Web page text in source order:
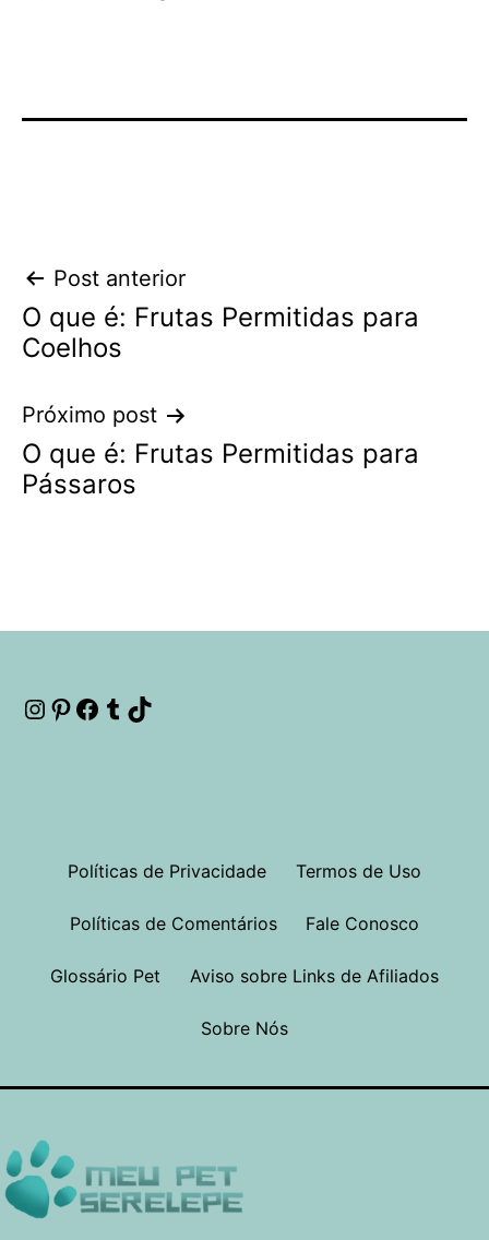
Navegação
de
Post anterior
O que é: Frutas Permitidas para
Coelhos
Próximo post
O que é: Frutas Permitidas para
Pássaros
Instagram
Pinterest
Facebook
Tumblr
Políticas de Privacidade Termos de Uso
Políticas de Comentários Fale Conosco
Glossário Pet Aviso sobre Links de Afiliados
Sobre Nós